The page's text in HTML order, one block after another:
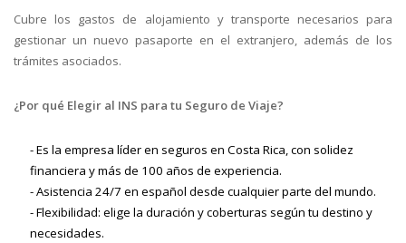
Cubre los gastos de alojamiento y transporte necesarios para
gestionar un nuevo pasaporte en el extranjero, además de los
trámites asociados.
¿Por qué Elegir al INS para tu Seguro de Viaje?
- Es la empresa líder en seguros en Costa Rica, con solidez
financiera y más de 100 años de experiencia.
- Asistencia 24/7 en español desde cualquier parte del mundo.
- Flexibilidad: elige la duración y coberturas según tu destino y
necesidades.